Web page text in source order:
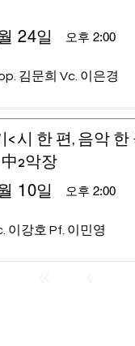
오후 2:00
24일
김문희 Vc. 이은경
<시 한 편, 음악
2악장
오후 2:00
10일
이강호 Pf. 이민영